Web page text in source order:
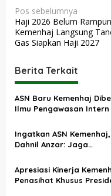
N
a
v
g
a
s
p
s
Pos sebelumnya
Haji 2026 Belum
Kemenhaj Langsung
Gas Siapkan Haji 2027
Berita Terkait
ASN Baru Kemenhaj
Ilmu Pengawasan Intern
Ingatkan ASN Kemenhaj,
Dahnil Anzar: Jaga
Menjadikan Jemaah
sebagai Komoditas
Apresiasi Kinerja
Penasihat Khusus